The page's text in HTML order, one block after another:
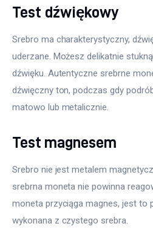
Test dźwiękowy
Srebro ma charakterystyczny,
uderzane. Możesz delikatnie
dźwięku. Autentyczne srebrne
dźwięczny ton, podczas gdy
matowo lub metalicznie.
Test magnesem
Srebro nie jest metalem
srebrna moneta nie powinna
moneta przyciąga magnes, jest to
wykonana z czystego srebra.